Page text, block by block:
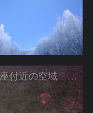
カシオペア座付近の空域 260720